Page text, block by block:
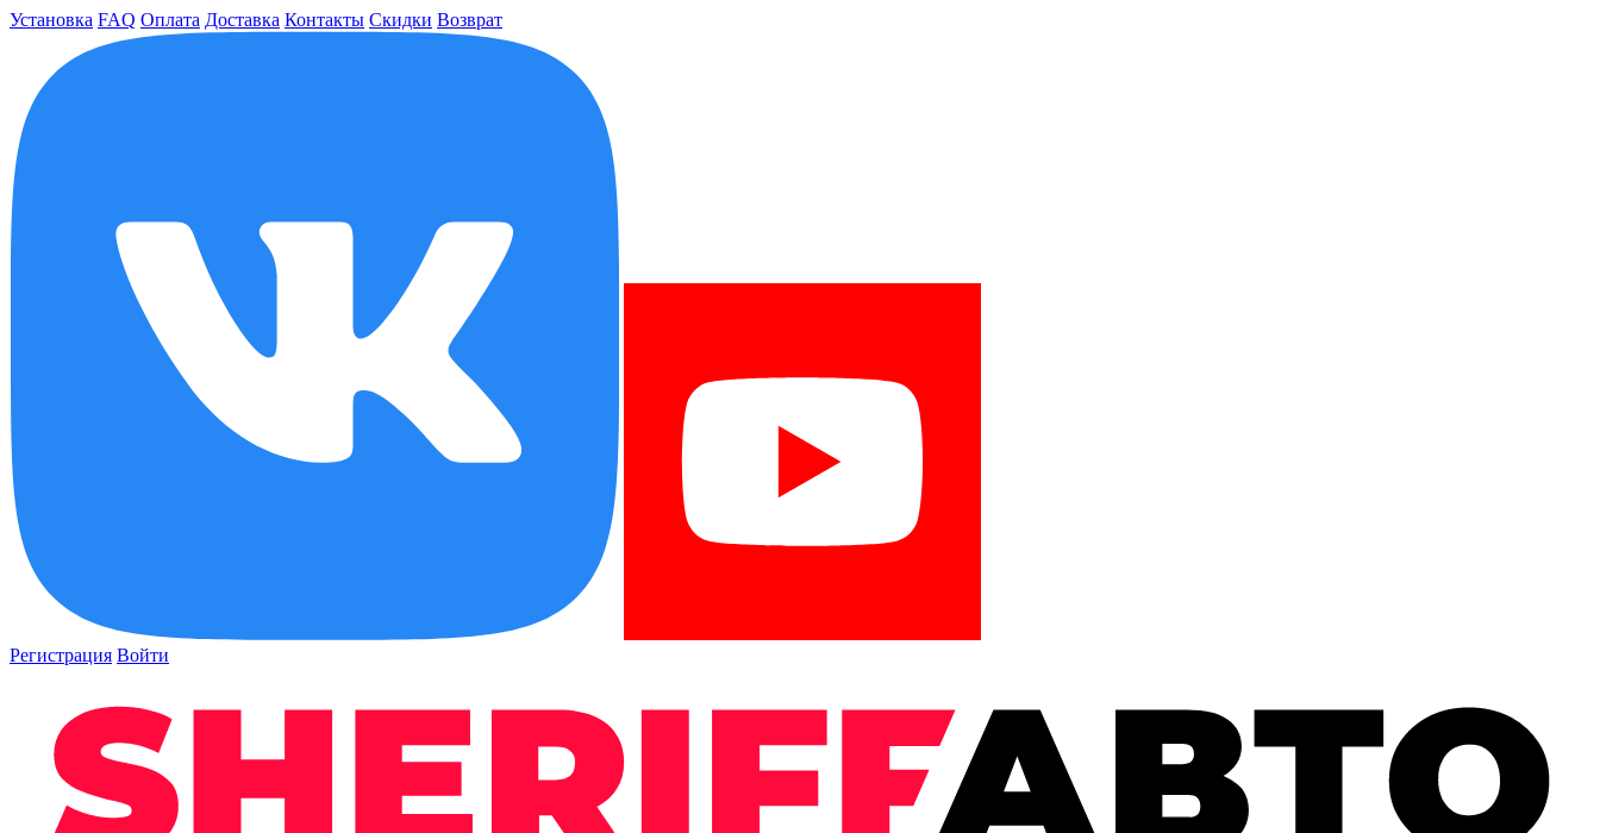
Установка FAQ Оплата Доставка Контакты Скидки Возврат
Регистрация Войти